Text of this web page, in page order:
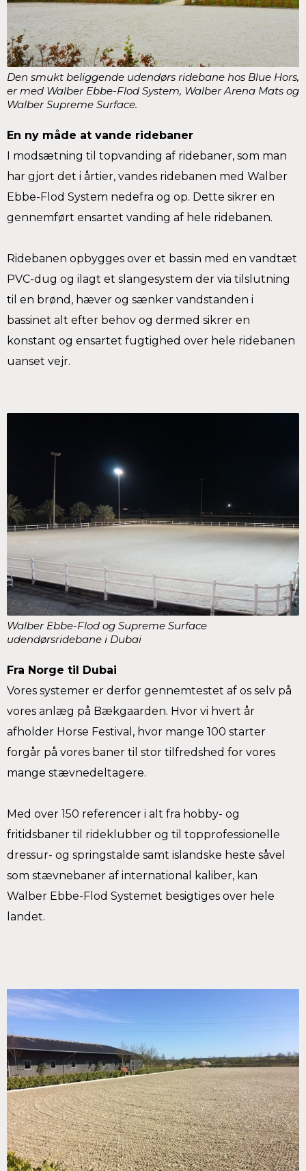
Den smukt beliggende udendørs ridebane hos Blue Hors,
er med Walber Ebbe-Flod System, Walber Arena Mats og
Walber Supreme Surface.
En ny måde at vande ridebaner
I modsætning til topvanding af ridebaner, som man
har gjort det i årtier, vandes ridebanen med Walber
Ebbe-Flod System nedefra og op. Dette sikrer en
gennemført ensartet vanding af hele ridebanen.
Ridebanen opbygges over et bassin med en vandtæt
PVC-dug og ilagt et slangesystem der via tilslutning
til en brønd, hæver og sænker vandstanden i
bassinet alt efter behov og dermed sikrer en
konstant og ensartet fugtighed over hele ridebanen
uanset vejr.
Walber Ebbe-Flod og Supreme Surface
udendørsridebane i Dubai
Fra Norge til Dubai
Vores systemer er derfor gennemtestet af os selv på
vores anlæg på Bækgaarden. Hvor vi hvert år
afholder Horse Festival, hvor mange 100 starter
forgår på vores baner til stor tilfredshed for vores
mange stævnedeltagere.
Med over 150 referencer i alt fra hobby- og
fritidsbaner til rideklubber og til topprofessionelle
dressur- og springstalde samt islandske heste såvel
som stævnebaner af international kaliber, kan
Walber Ebbe-Flod Systemet besigtiges over hele
landet.